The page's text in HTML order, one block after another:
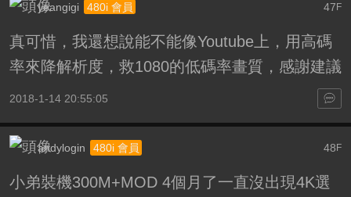
47 F
yeangigi 480i 會員
真可惜，我還想說能不能像Youtube上，用高碼
率來降解析度，救1080的低碼率畫質，感謝建議
2018-1-14 20:55:05
48 F
andylogin 480i 會員
小弟裝機300M+MOD 4個月了一直沒出現4K選